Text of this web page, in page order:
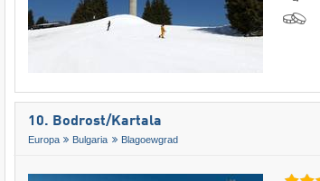
10. Bodrost/​Kartala
Europa Bulgaria Blagoewgrad